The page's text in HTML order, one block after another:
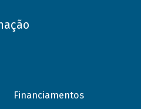
Financiamentos